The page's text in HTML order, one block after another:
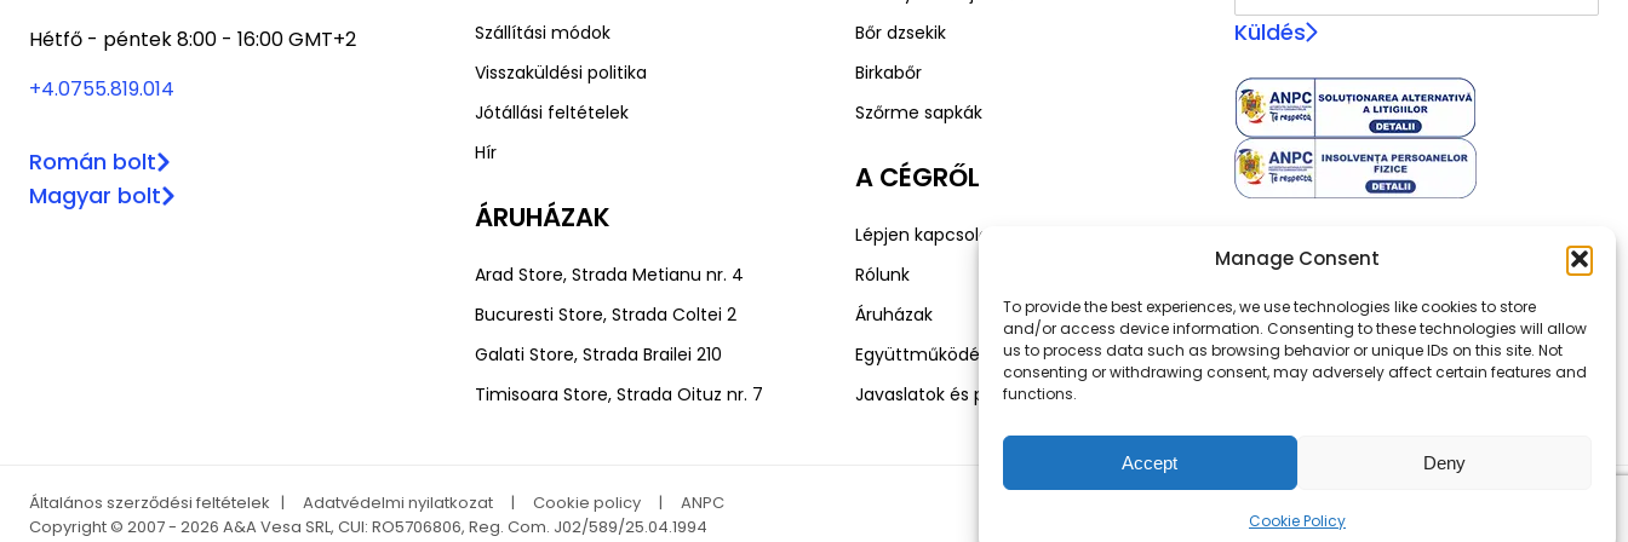
Manage Consent
To provide the best experiences, we use technologies like cookies to store
and/or access device information. Consenting to these technologies will allow
us to process data such as browsing behavior or unique IDs on this site. Not
consenting or withdrawing consent, may adversely affect certain features and
functions.
Accept Deny
Cookie Policy
Hétfő - péntek 8:00 - 16:00 GMT+2
+4.0755.819.014
Román bolt
Magyar bolt
Szállítási módok
Visszaküldési politika
Jótállási feltételek
Hír
ÁRUHÁZAK
Arad Store, Strada Metianu nr. 4
Bucuresti Store, Strada Coltei 2
Galati Store, Strada Brailei 210
Timisoara Store, Strada Oituz nr. 7
Bőr dzsekik
Birkabőr
Szőrme sapkák
A CÉGRŐL
Lépjen kapcsolatba velünk!
Rólunk
Áruházak
Együttműködés
Javaslatok és panaszok
Küldés
Általános szerződési feltételek | Adatvédelmi nyilatkozat | Cookie policy |
ANPC
Copyright © 2007 - 2026 A&A Vesa SRL, CUI: RO5706806, Reg. Com. J02/589/25.04.1994